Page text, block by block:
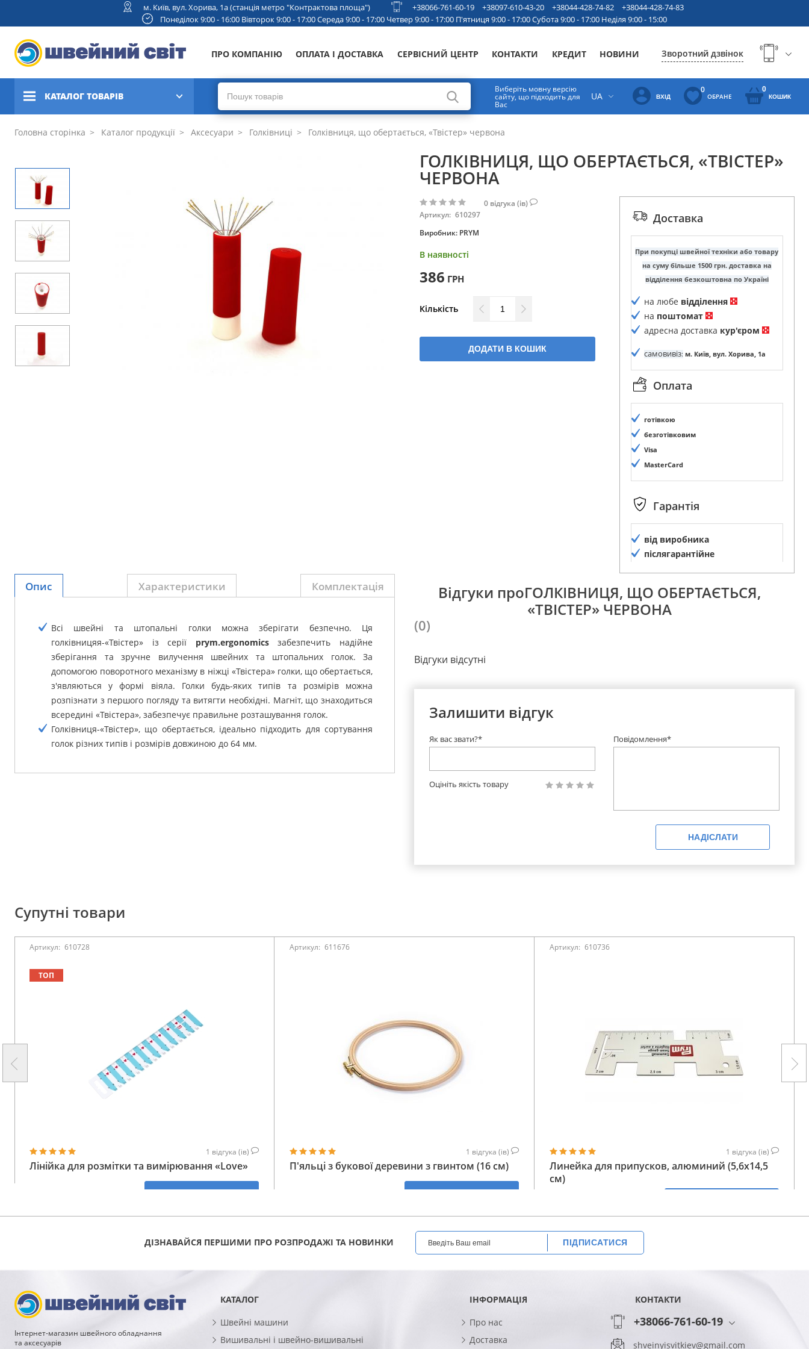
м. Київ, вул. Хорива, 1а (станція метро "Контрактова площа") +38066-761-60-19 +38097-610-43-20 +38044-428-74-82
+38044-428-74-83
Понеділок 9:00 - 16:00 Вівторок 9:00 - 17:00 Середа 9:00 - 17:00 Четвер 9:00 - 17:00 П'ятниця 9:00 - 17:00 Субота 9:00 - 17:00 Неділя 9:00 - 15:00
ПРО КОМПАНІЮ ОПЛАТА І ДОСТАВКА СЕРВІСНИЙ ЦЕНТР КОНТАКТИ КРЕДИТ НОВИНИ Зворотний дзвінок
КАТАЛОГ ТОВАРІВ
Швейні машини
плоскошовні машини
Аксесуари
Бренди
Виберіть мовну версію
сайту, що підходить для
Вас
UA ВХІД
0
ОБРАНЕ
0
КОШИК
Головна сторінка Каталог продукції Аксесуари Голківниці Голківниця, що обертається, «Твістер» червона
ГОЛКІВНИЦЯ, ЩО ОБЕРТАЄТЬСЯ, «ТВІСТЕР»
ЧЕРВОНА
0 відгука (ів)
Артикул: 610297
Виробник: PRYM
В наявності
386 ГРН
Кількість
ДОДАТИ В КОШИК
Доставка
При покупці швейної техніки або товару
на суму більше 1500 грн. доставка на
відділення безкоштовна по Україні
на любе відділення
на поштомат
адресна доставка кур'єром
самовивіз: м. Київ, вул. Хорива, 1а
Оплата
готівкою
безготівковим
Visa
MasterCard
Гарантія
від виробника
післягарантійне
Опис Характеристики Комплектація
Всі швейні та штопальні голки можна зберігати безпечно.
Ця
голківницяя-«Твістер» із серії prym.ergonomicsзабезпечить надійне
зберігання та зручне вилучення швейних та штопальних голок.
За
допомогою поворотного механізму в ніжці «Твістера» голки, що обертається,
з'являються у формі віяла.
Голки будь-яких типів та розмірів можна
розпізнати з першого погляду та витягти необхідні. Магніт, що знаходиться
всередині «Твістера», забезпечує правильне розташування голок.
Голківниця-«Твістер», що обертається, ідеально підходить для сортування
голок різних типів і розмірів довжиною до 64 мм.
Відгуки проГОЛКІВНИЦЯ, ЩО ОБЕРТАЄТЬСЯ,
«ТВІСТЕР» ЧЕРВОНА
(0)
Відгуки відсутні
Залишити відгук
Повідомлення*
Як вас звати?*
Оцініть якість товару
НАДІСЛАТИ
Супутні товари
Артикул: 610728
ТОП
1 відгука (ів)
Лінійка для розмітки та вимірювання «Love»
Артикул: 611676
1 відгука (ів)
П'яльці з букової деревини з гвинтом (16 см)
Артикул: 610736
1 відгука (ів)
Линейка для припусков, алюминий (5,6x14,5
см)
ДІЗНАВАЙСЯ ПЕРШИМИ ПРО РОЗПРОДАЖІ ТА НОВИНКИ ПІДПИСАТИСЯ
Інтернет-магазин швейного обладнання
та аксесуарів
КАТАЛОГ
Швейні машини
Вишивальні і швейно-вишивальні
ІНФОРМАЦІЯ
Про нас
Доставка
КОНТАКТИ
+38066-761-60-19
shveinyisvitkiev@gmail.com